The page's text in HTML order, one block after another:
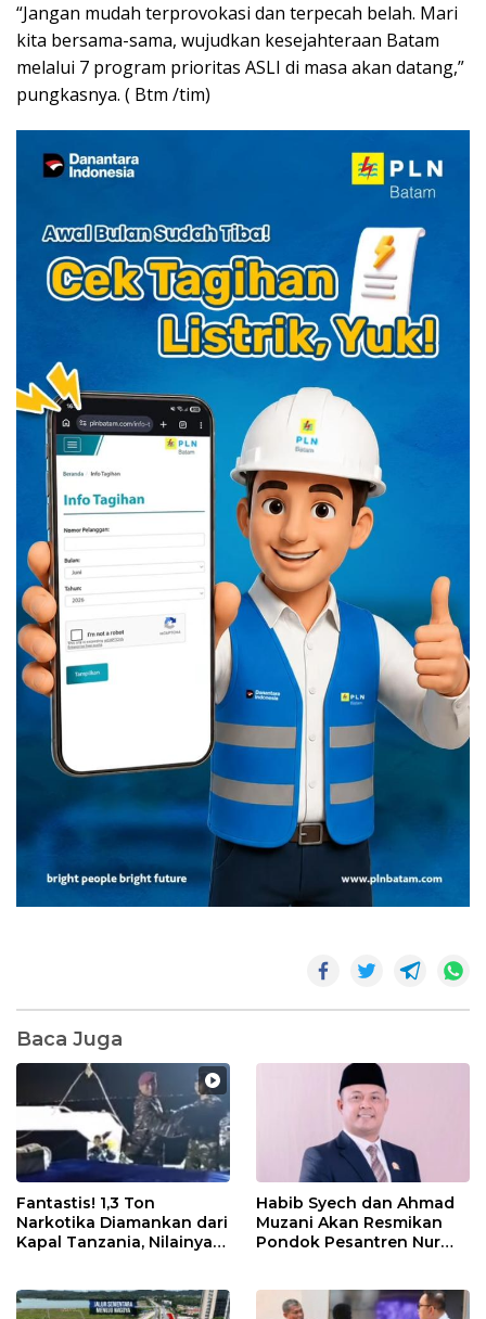
“Jangan mudah terprovokasi dan terpecah belah. Mari
kita bersama-sama, wujudkan kesejahteraan Batam
melalui 7 program prioritas ASLI di masa akan datang,”
pungkasnya. ( Btm /tim)
Baca Juga
Fantastis! 1,3 Ton
Narkotika Diamankan dari
Kapal Tanzania, Nilainya
Habib Syech dan Ahmad
Muzani Akan Resmikan
Pondok Pesantren Nur